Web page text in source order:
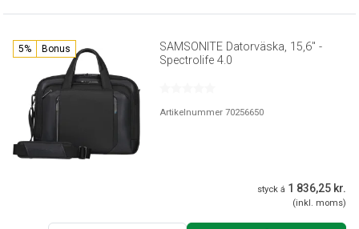
5% Bonus
SAMSONITE Datorväska, 15,6" -
Spectrolife 4.0
Artikelnummer 70256650
styck á 1 836,25 kr.
(inkl. moms)